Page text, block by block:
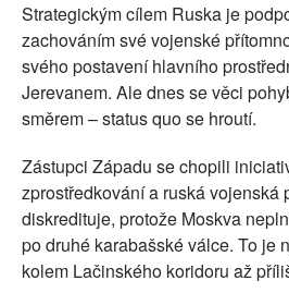
Strategickým cílem Ruska je
zachováním své vojenské
svého postavení hlavního
Jerevanem. Ale dnes se věci
směrem – status quo se hroutí.
Zástupci Západu se chopili
zprostředkování a ruská vojenská
diskredituje, protože Moskva
po druhé karabašské válce. To je
kolem Lačinského koridoru až